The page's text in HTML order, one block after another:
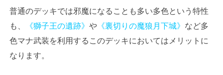
普通のデッキでは邪魔になることも多い多色という特性
も、
《獅子王の遺跡》 や 《裏切りの魔狼月下城》 など多
色マナ武装を利用するこのデッキにおいてはメリットに
なります。